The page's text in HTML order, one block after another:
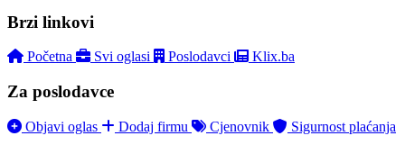
Brzi linkovi
Početna Svi oglasi Poslodavci Klix.ba
Za poslodavce
Objavi oglas Dodaj firmu Cjenovnik Sigurnost plaćanja